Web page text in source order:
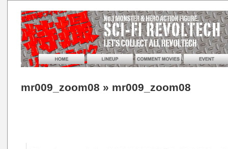
mr009_zoom08 » mr009_zoom08